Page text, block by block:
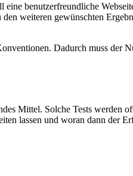
benutzerfreundliche
weiteren gewünschten
Dadurch muss der
Mittel. Solche Tests werden
lassen und woran dann der